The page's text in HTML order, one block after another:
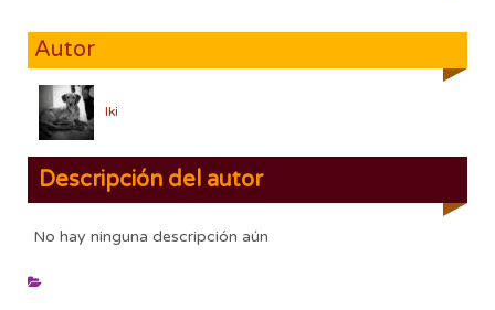
Autor
Iki
Descripción del autor
No hay ninguna descripción aún